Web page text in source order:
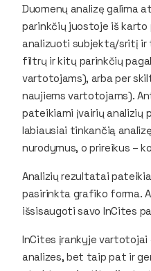
Duomenų analizę galima
parinkčių juostoje iš karto
analizuoti subjektą/sritį ir
filtrų ir kitų parinkčių
vartotojams), arba per
naujiems vartotojams).
pateikiami įvairių analizių
labiausiai tinkančią
nurodymus, o prireikus –
Analizių rezultatai
pasirinkta grafiko forma.
išsisaugoti savo InCites
InCites įrankyje vartotojai
analizes, bet taip pat ir